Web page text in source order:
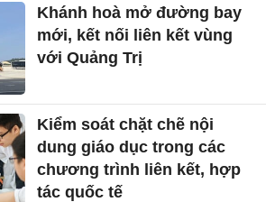
Khánh hoà mở đường bay
mới, kết nối liên kết vùng
với Quảng Trị
Kiểm soát chặt chẽ nội
dung giáo dục trong các
chương trình liên kết, hợp
tác quốc tế